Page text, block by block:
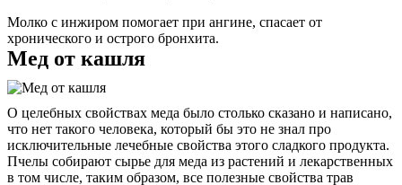
Молко с инжиром помогает при ангине, спасает от
хронического и острого бронхита.
Мед от кашля
О целебных свойствах меда было столько сказано и написано,
что нет такого человека, который бы это не знал про
исключительные лечебные свойства этого сладкого продукта.
Пчелы собирают сырье для меда из растений и лекарственных
в том числе, таким образом, все полезные свойства трав